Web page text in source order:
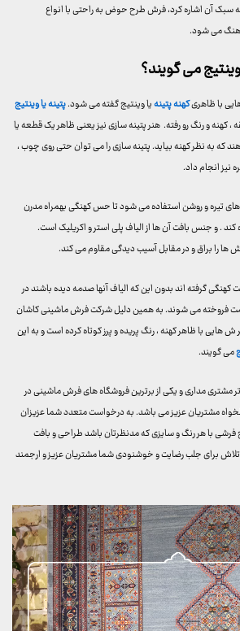
سبک آن اشاره کرد، فرش طرح حوض به راحتی با انواع
می شود.
می گویند؟
با ظاهریکهنه پتینهیا وینتیج گفته می شود.پتینه یا وینتیج
کهنه و رنگ رو رفته. هنر پتینه سازی نیز یعنی ظاهر یک قطعه یا
که به نظر کهنه بیاید. پتینه سازی را می توان حتی روی چوب ،
نیز انجام داد.
های تیره و روشن استفاده می شود تا حس کهنگی بهمراه مدرن
. و جنس بافت آن ها از الیاف پلی استر و اکریلیک است.
ها را براق و در مقابل آسیب دیدگی مقاوم می کند.
گرفته اند بدون این که الیاف آنها صدمه دیده باشند در
فروخته می شوند. به همین دلیل شرکت فرش ماشینی کاشان
ش هایی با ظاهر کهنه ، رنگ پریده و پرز کوتاه کرده است و به این
می گویند.
مشتری مداری و یکی از برترین فروشگاه های فرش ماشینی در
مشتریان عزیز می باشد. به درخواست متعدد شما عزیزان
با هر رنگ و سایزی که مدنظرتان باشد طراحی و بافت
برای جلب رضایت و خوشنودی شما مشتریان عزیز و ارجمند